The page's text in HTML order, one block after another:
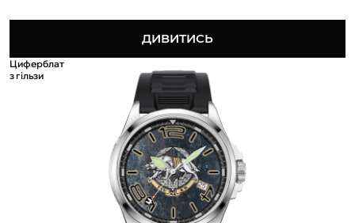
складних умов.Можливість розробки циферблата за вашим
дизайном. Доступне індивідуальне гравіювання на задній
розміщення символу служби на кінчику секундної стрілки.
ДИВИТИСЬ
Циферблат
з гільзи